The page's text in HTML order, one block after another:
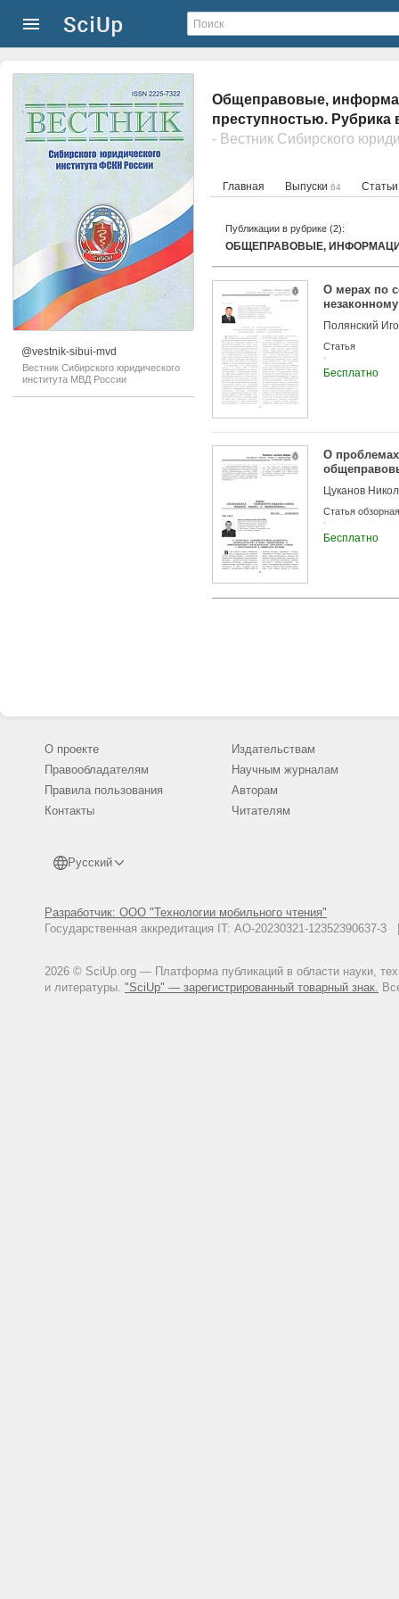
@vestnik-sibui-mvd
Вестник Сибирского юридического
института МВД России
Общеправовые,
преступностью. Рубрика
Главная Выпуски 64
Публикации в рубрике (2):
О мерах по
Полянский
Статья
Бесплатно
О проблемах
Цуканов
Статья обзорная
Бесплатно
О проекте
Правообладателям
Правила пользования
Контакты
Русский
Разработчик: ООО "Технологии мобильного чтения"
Государственная аккредитация IT: АО-20230321-
2026 © SciUp.org — Платформа публикаций в области науки,
и литературы. "SciUp" — зарегистрированный товарный знак.
Издательствам
Научным журналам
Авторам
Читателям